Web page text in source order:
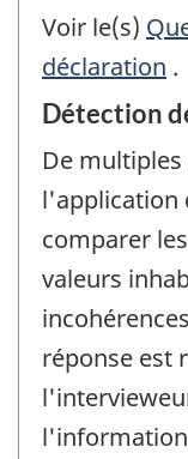
Voir le(s)
déclaration .
Détection
De
l'application
comparer
valeurs
réponse est